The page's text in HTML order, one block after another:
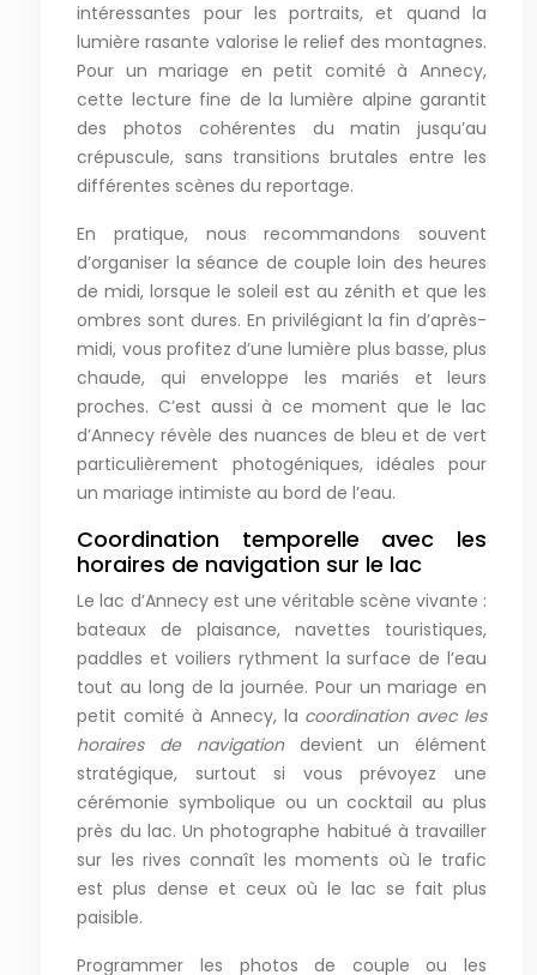
intéressantes pour les portraits, et quand la
lumière rasante valorise le relief des montagnes.
Pour un mariage en petit comité à Annecy,
cette lecture fine de la lumière alpine garantit
des photos cohérentes du matin jusqu’au
crépuscule, sans transitions brutales entre les
différentes scènes du reportage.
En pratique, nous recommandons souvent
d’organiser la séance de couple loin des heures
de midi, lorsque le soleil est au zénith et que les
ombres sont dures. En privilégiant la fin d’après-
midi, vous profitez d’une lumière plus basse, plus
chaude, qui enveloppe les mariés et leurs
proches. C’est aussi à ce moment que le lac
d’Annecy révèle des nuances de bleu et de vert
particulièrement photogéniques, idéales pour
un mariage intimiste au bord de l’eau.
Coordination temporelle avec les
horaires de navigation sur le lac
Le lac d’Annecy est une véritable scène vivante :
bateaux de plaisance, navettes touristiques,
paddles et voiliers rythment la surface de l’eau
tout au long de la journée. Pour un mariage en
petit comité à Annecy, la coordination avec les
horaires de navigationdevient un élément
stratégique, surtout si vous prévoyez une
cérémonie symbolique ou un cocktail au plus
près du lac. Un photographe habitué à travailler
sur les rives connaît les moments où le trafic
est plus dense et ceux où le lac se fait plus
paisible.
Programmer les photos de couple ou les